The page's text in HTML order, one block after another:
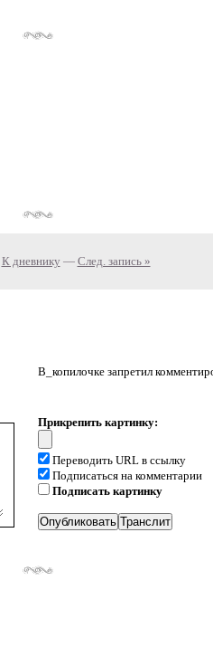
К дневнику — След. запись »
В_копилочке запретил
Прикрепить картинку:
Переводить URL в ссылку
Подписаться на комментарии
Подписать картинку